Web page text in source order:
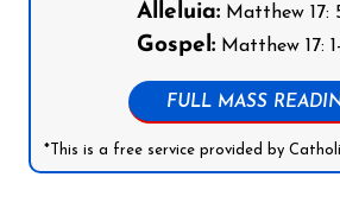
Alleluia:Matthew 17:
Gospel:Matthew 17:
FULL MASS
*This is a free service provided by